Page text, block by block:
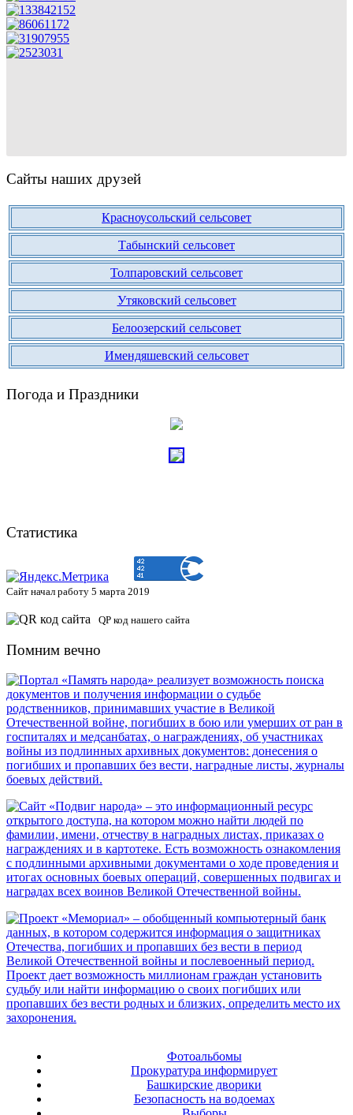
Сайты наших друзей
Красноусольский сельсовет
Табынский сельсовет
Толпаровский сельсовет
Утяковский сельсовет
Белоозерский сельсовет
Имендяшевский сельсовет
Погода и Праздники
Статистика
Сайт начал работу 5 марта 2019
QP код нашего сайта
Помним вечно
Фотоальбомы
Прокуратура информирует
Башкирские дворики
Безопасность на водоемах